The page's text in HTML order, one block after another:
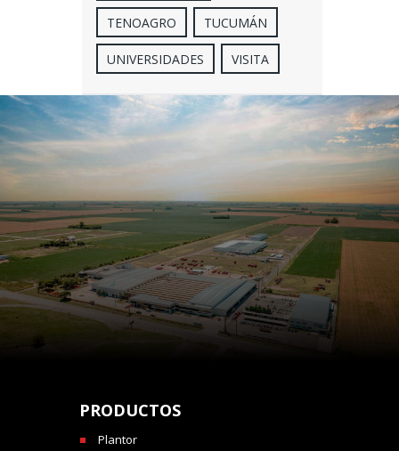
TENOAGRO TUCUMÁN
UNIVERSIDADES VISITA
PRODUCTOS
Plantor